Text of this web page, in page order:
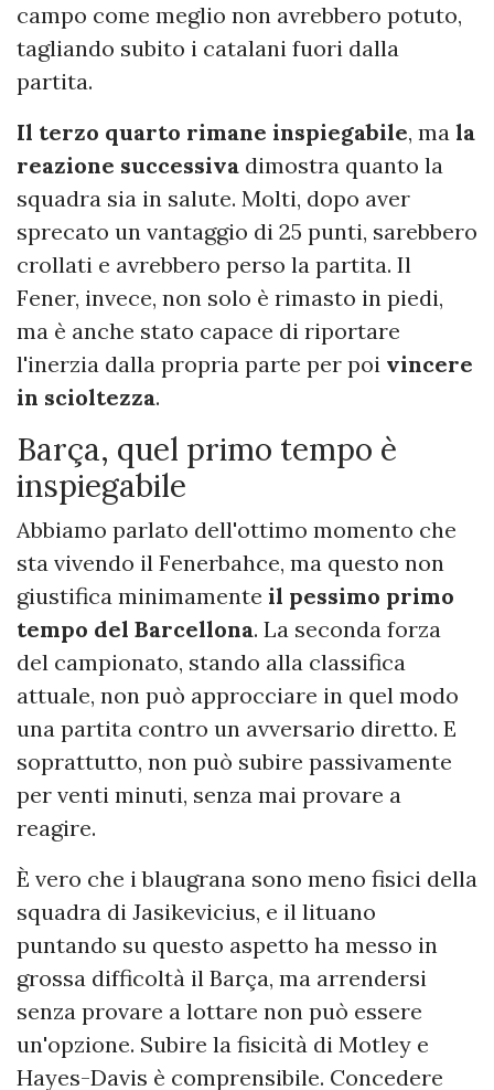
campo come meglio non avrebbero potuto,
tagliando subito i catalani fuori dalla
partita.
Il terzo quarto rimane inspiegabile, ma la
reazione successiva dimostra quanto la
squadra sia in salute. Molti, dopo aver
sprecato un vantaggio di 25 punti, sarebbero
crollati e avrebbero perso la partita. Il
Fener, invece, non solo è rimasto in piedi,
ma è anche stato capace di riportare
l'inerzia dalla propria parte per poi vincere
in scioltezza.
Barça, quel primo tempo è
inspiegabile
Abbiamo parlato dell'ottimo momento che
sta vivendo il Fenerbahce, ma questo non
giustifica minimamente il pessimo primo
tempo del Barcellona. La seconda forza
del campionato, stando alla classifica
attuale, non può approcciare in quel modo
una partita contro un avversario diretto. E
soprattutto, non può subire passivamente
per venti minuti, senza mai provare a
reagire.
È vero che i blaugrana sono meno fisici della
squadra di Jasikevicius, e il lituano
puntando su questo aspetto ha messo in
grossa difficoltà il Barça, ma arrendersi
senza provare a lottare non può essere
un'opzione. Subire la fisicità di Motley e
Hayes-Davis è comprensibile. Concedere